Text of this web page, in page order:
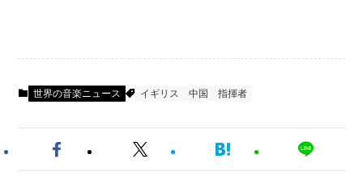
世界の音楽ニュース イギリス 中国 指揮者